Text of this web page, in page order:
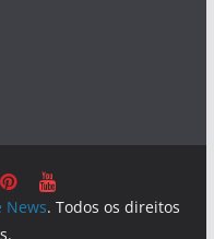
News. Todos os direitos